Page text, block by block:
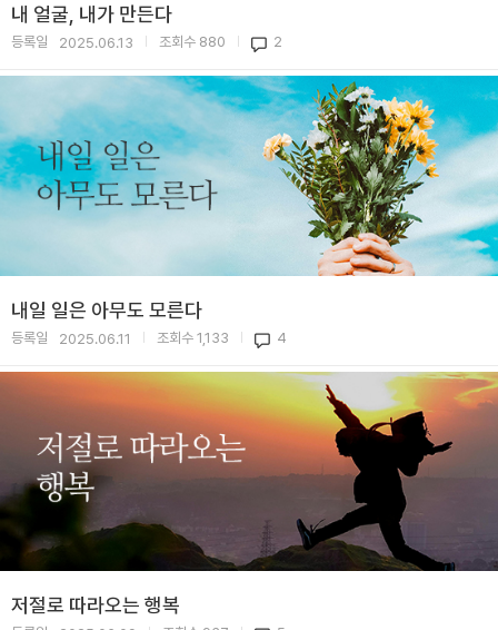
내 얼굴, 내가 만든다
등록일 2025.06.13 조회수 880 2
내일 일은 아무도 모른다
등록일 2025.06.11 조회수 1,133 4
저절로 따라오는 행복